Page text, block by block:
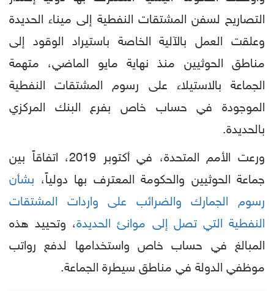
التصاريح لسفن المشتقات النفطية إلى ميناء الحديدة
وعلقت العمل بالآلية الخاصة باستيراد الوقود إلى
مناطق الحوثيين منذ نهاية مايو الماضي، متهمة
الجماعة بالاستيلاء على رسوم المشتقات النفطية
الموجودة في حساب خاص بفرع البنك المركزي
بالحديدة.
ورعت الأمم المتحدة، في أكتوبر 2019، اتفاقاً بين
جماعة الحوثيين والحكومة المعترف بها دولياً، بشأن
رسوم الجمارك والضرائب على واردات المشتقات
النفطية التي تصل إلى موانئ الحديدة، وتحييد هذه
المبالغ في حساب خاص واستخدامها لدفع رواتب
موظفي الدولة في مناطق سيطرة الجماعة.